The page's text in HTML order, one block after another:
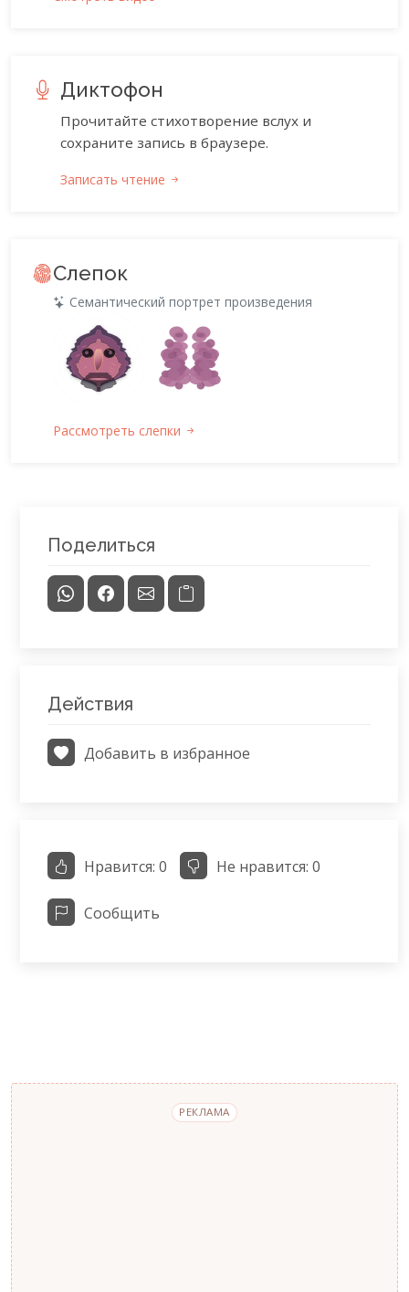
Диктофон
Прочитайте стихотворение вслух и
сохраните запись в браузере.
Записать чтение
Слепок
Семантический портрет произведения
Рассмотреть слепки
Поделиться
Действия
Добавить в избранное
Нравится: 0 Не нравится: 0
Сообщить
РЕКЛАМА